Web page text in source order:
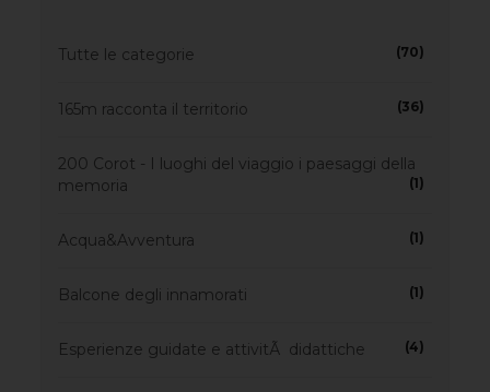
Tutte le categorie (70)
165m racconta il territorio (36)
200 Corot - I luoghi del viaggio i paesaggi della
memoria
(1)
Acqua&Avventura (1)
Balcone degli innamorati (1)
Esperienze guidate e attivitÃ didattiche (4)